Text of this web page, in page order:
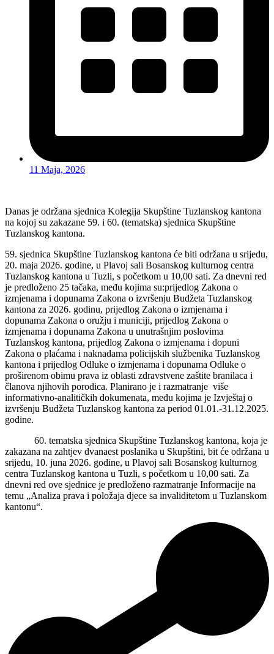
11 Maja, 2026
Danas je održana sjednica Kolegija Skupštine Tuzlanskog kantona
na kojoj su zakazane 59. i 60. (tematska) sjednica Skupštine
Tuzlanskog kantona.
59. sjednica Skupštine Tuzlanskog kantona će biti održana u srijedu,
20. maja 2026. godine, u Plavoj sali Bosanskog kulturnog centra
Tuzlanskog kantona u Tuzli, s početkom u 10,00 sati. Za dnevni red
je predloženo 25 tačaka, među kojima su:prijedlog Zakona o
izmjenama i dopunama Zakona o izvršenju Budžeta Tuzlanskog
kantona za 2026. godinu, prijedlog Zakona o izmjenama i
dopunama Zakona o oružju i municiji, prijedlog Zakona o
izmjenama i dopunama Zakona u unutrašnjim poslovima
Tuzlanskog kantona, prijedlog Zakona o izmjenama i dopuni
Zakona o plaćama i naknadama policijskih službenika Tuzlanskog
kantona i prijedlog Odluke o izmjenama i dopunama Odluke o
proširenom obimu prava iz oblasti zdravstvene zaštite branilaca i
članova njihovih porodica. Planirano je i razmatranje više
informativno-analitičkih dokumenata, među kojima je Izvještaj o
izvršenju Budžeta Tuzlanskog kantona za period 01.01.-31.12.2025.
godine.
60. tematska sjednica Skupštine Tuzlanskog kantona, koja je
zakazana na zahtjev dvanaest poslanika u Skupštini, bit će održana u
srijedu, 10. juna 2026. godine, u Plavoj sali Bosanskog kulturnog
centra Tuzlanskog kantona u Tuzli, s početkom u 10,00 sati. Za
dnevni red ove sjednice je predloženo razmatranje Informacije na
temu „Analiza prava i položaja djece sa invaliditetom u Tuzlanskom
kantonu“.